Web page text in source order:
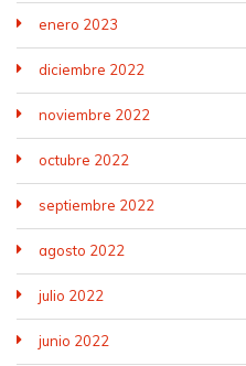
enero 2023
diciembre 2022
noviembre 2022
octubre 2022
septiembre 2022
agosto 2022
julio 2022
junio 2022